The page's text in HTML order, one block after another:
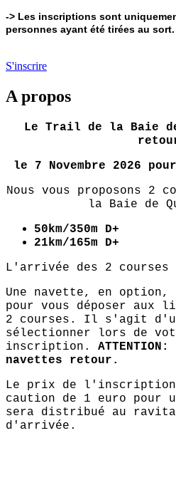
-> Les inscriptions sont
personnes ayant été tirées au sort.
S'inscrire
A propos
Le Trail de la Baie
le 7 Novembre 2026
Nous vous proposons 2
la Baie de
50km/350m D+
21km/165m D+
L'arrivée des 2 courses
Une navette, en option,
pour vous déposer aux
2 courses. Il s'agit
sélectionner lors de
inscription.
navettes retour.
Le prix de l'inscription
caution de 1 euro pour
sera distribué au
d'arrivée.